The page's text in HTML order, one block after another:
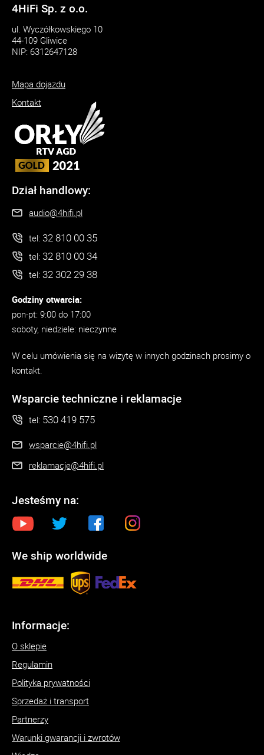
4HiFi Sp. z o.o.
ul. Wyczółkowskiego 10
44-109 Gliwice
NIP: 6312647128
Mapa dojazdu
Kontakt
Dział handlowy:
audio@4hifi.pl
tel: 32 810 00 35
tel: 32 810 00 34
tel: 32 302 29 38
Godziny otwarcia:
pon-pt: 9:00 do 17:00
soboty, niedziele: nieczynne
W celu umówienia się na wizytę w innych godzinach prosimy o
kontakt.
Wsparcie techniczne i reklamacje
tel: 530 419 575
wsparcie@4hifi.pl
reklamacje@4hifi.pl
Jesteśmy na:
We ship worldwide
Informacje:
O sklepie
Regulamin
Polityka prywatności
Sprzedaż i transport
Partnerzy
Warunki gwarancji i zwrotów